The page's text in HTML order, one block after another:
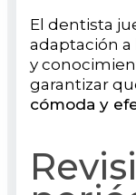
El dentista
adaptación a
y
garantizar
cómoda y